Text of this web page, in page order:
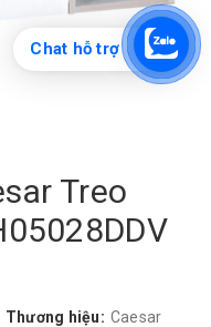
Treo
Thương hiệu: Caesar
Chat hỗ trợ